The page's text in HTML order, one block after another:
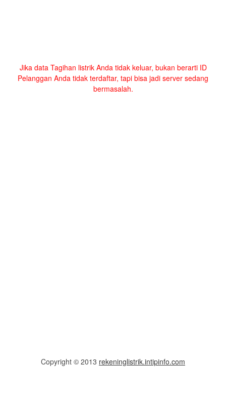
Jika data Tagihan listrik Anda tidak keluar, bukan berarti ID
Pelanggan Anda tidak terdaftar, tapi bisa jadi server sedang
bermasalah.
Copyright © 2013 rekeninglistrik.intipinfo.com